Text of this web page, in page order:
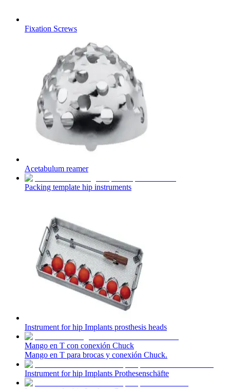
Fixation Screws
Acetabulum reamer
Packing template hip instruments
Instrument for hip Implants prosthesis heads
Mango en T con conexión Chuck
Mango en T para brocas y conexión Chuck.
Instrument for hip Implants Prothesenschäfte